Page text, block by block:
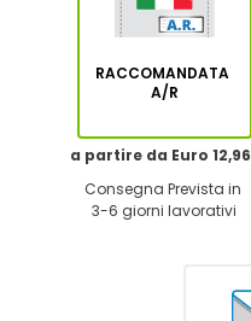
RACCOMANDATA
A/R
a partire da Euro 12,96
Consegna Prevista in
3-6 giorni lavorativi